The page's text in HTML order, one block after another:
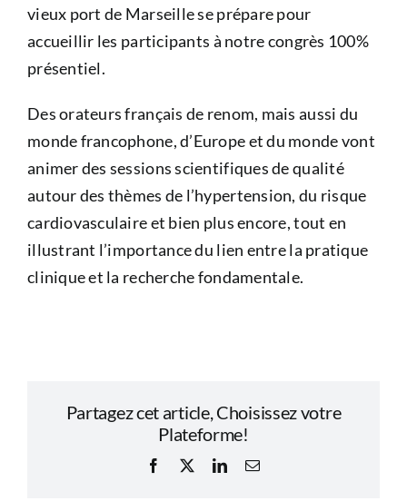
vieux port de Marseille se prépare pour
accueillir les participants à notre congrès 100%
présentiel.
Des orateurs français de renom, mais aussi du
monde francophone, d’Europe et du monde vont
animer des sessions scientifiques de qualité
autour des thèmes de l’hypertension, du risque
cardiovasculaire et bien plus encore, tout en
illustrant l’importance du lien entre la pratique
clinique et la recherche fondamentale.
Partagez cet article, Choisissez votre
Plateforme!
Facebook LinkedInEmail